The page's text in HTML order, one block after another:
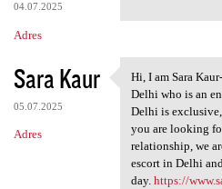
04.07.2025
Adres
Sara Kaur
05.07.2025
Adres
Hi, I am Sara
Hi, I am Sara
Delhi who is an
Delhi is
you are looking
relationship, we
escort in Delhi
day. https://